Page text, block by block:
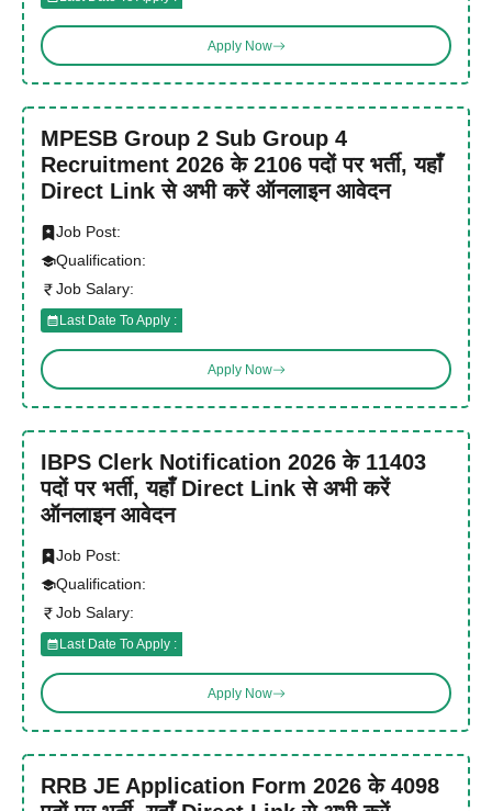
Apply Now
MPESB Group 2 Sub Group 4
Recruitment 2026 के 2106 पदों पर भर्ती, यहाँ
Direct Link से अभी करें ऑनलाइन आवेदन
Job Post:
Qualification:
Job Salary:
Last Date To Apply :
Apply Now
IBPS Clerk Notification 2026 के 11403
पदों पर भर्ती, यहाँ Direct Link से अभी करें
ऑनलाइन आवेदन
Job Post:
Qualification:
Job Salary:
Last Date To Apply :
Apply Now
RRB JE Application Form 2026 के 4098